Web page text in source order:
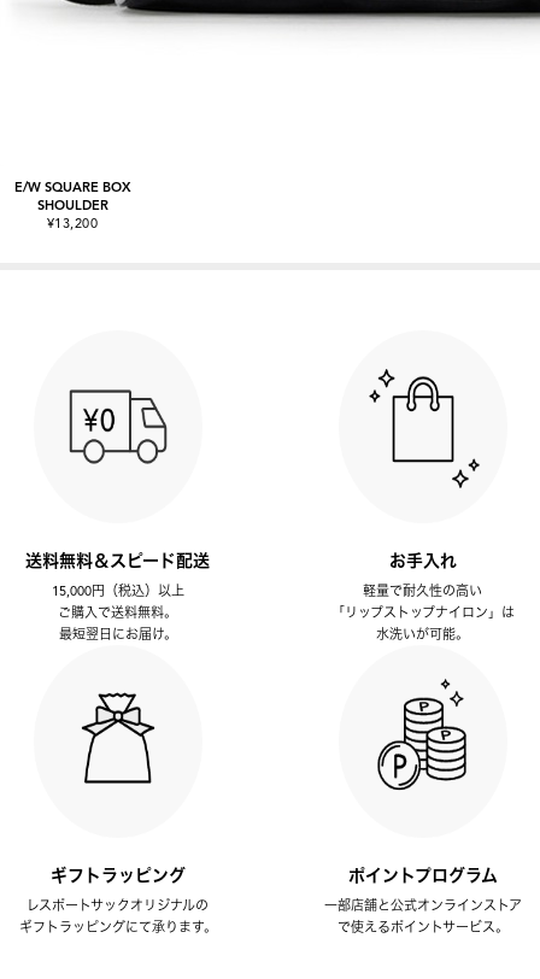
E/W SQUARE BOX
SHOULDER
¥13,200
送料無料＆スピード配送
15,000円（税込）以上
ご購入で送料無料。
最短翌日にお届け。
お手入れ
軽量で耐久性の高い
「リップストップナイロン」は
水洗いが可能。
ギフトラッピング
レスポートサックオリジナルの
ギフトラッピングにて承ります。
ポイントプログラム
一部店舗と公式オンラインストア
で使えるポイントサービス。